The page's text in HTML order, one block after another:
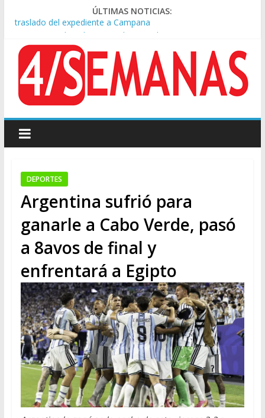
ÚLTIMAS NOTICIAS:
A pocas cuadras de La Bombonera chocaron un tren y un
colectivo: siete heridos
Día de San Cayetano: masiva marcha a Plaza de Mayo de
sindicatos y organizaciones sociales
Pesar por la muerte de Leandro Rud, histórico representante
y conductor de TV
Tras la aprobación de la ley de propiedad privada, Bullrich
Causa AFA: el juez Amarante calificó de “ficción judicial” el
traslado del expediente a Campana
DEPORTES
Argentina sufrió para
ganarle a Cabo Verde, pasó
a 8avos de final y
enfrentará a Egipto